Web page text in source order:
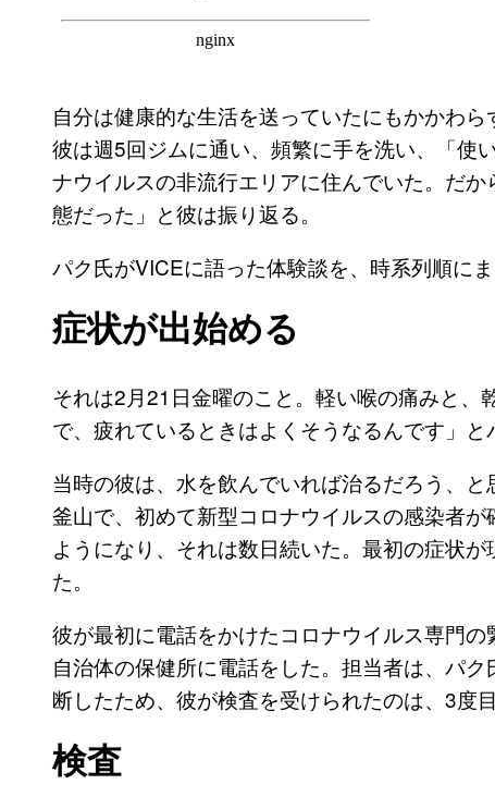
自分は健康的な生活を送っていたにもかかわ
彼は週5回ジムに通い、頻繁に手を洗い、「使
ナウイルスの非流行エリアに住んでいた。だ
態だった」と彼は振り返る。
パク氏がVICEに語った体験談を、時系列順にま
症状が出始める
それは2月21日金曜のこと。軽い喉の痛みと
で、疲れているときはよくそうなるんです」と
当時の彼は、水を飲んでいれば治るだろう、
釜山で、初めて新型コロナウイルスの感染者
ようになり、それは数日続いた。最初の症状
た。
彼が最初に電話をかけたコロナウイルス専門
自治体の保健所に電話をした。担当者は、パ
断したため、彼が検査を受けられたのは、3度
検査